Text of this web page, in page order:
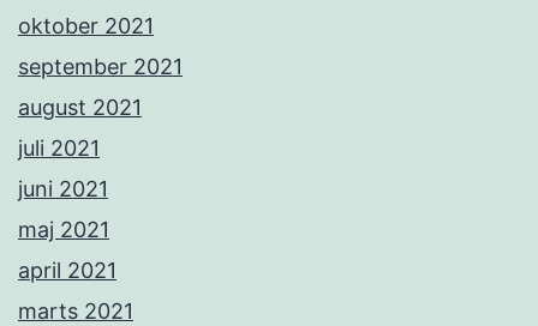
oktober 2021
september 2021
august 2021
juli 2021
juni 2021
maj 2021
april 2021
marts 2021